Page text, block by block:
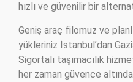
hızlı ve güvenilir bir
Geniş araç filomuz ve
yükleriniz İstanbul’dan
Sigortalı taşımacılık
her zaman güvence